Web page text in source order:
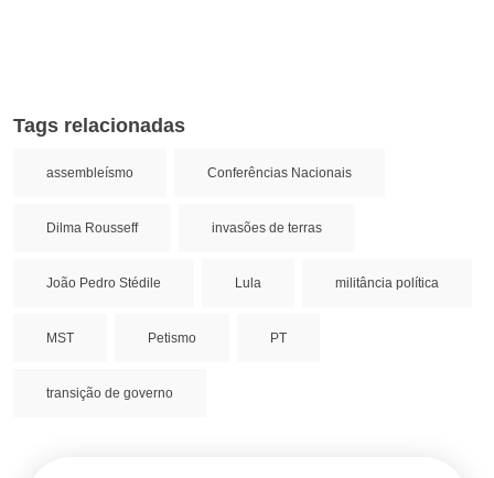
Tags relacionadas
assembleísmo Conferências Nacionais
Dilma Rousseff invasões de terras
João Pedro Stédile Lula militância política
MST Petismo PT
transição de governo